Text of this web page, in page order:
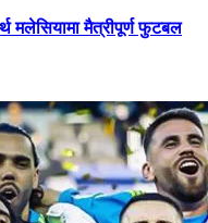
मलेसियामा मैत्रीपूर्ण फुटबल